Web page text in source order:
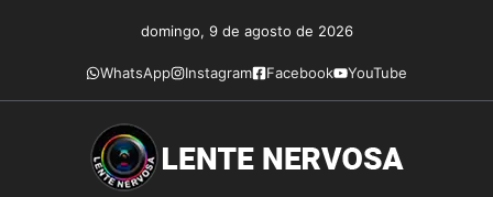
conteúdo
domingo, 9 de agosto de 2026
WhatsApp Instagram Facebook YouTube